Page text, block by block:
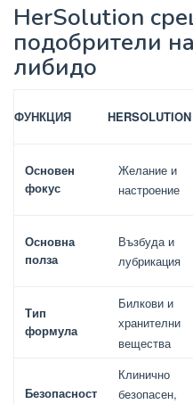
HerSolution
подобрители
либидо
ФУНКЦИЯ HERSOLUTION
Основен
фокус
Желание и
настроение
Основна
полза
Възбуда и
лубрикация
Тип
формула
Билкови и
хранителни
вещества
Безопасност
Клинично
безопасен,